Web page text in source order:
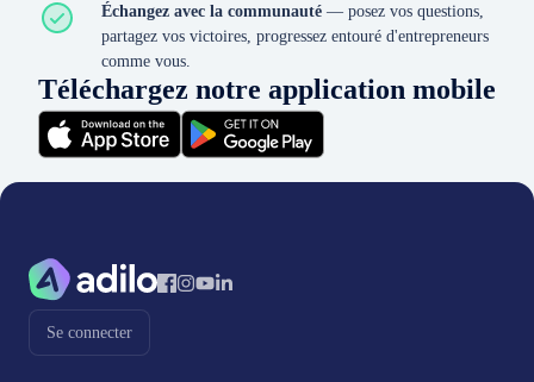
Échangez avec la communauté — posez vos questions,
partagez vos victoires, progressez entouré d'entrepreneurs
comme vous.
Téléchargez notre application mobile
Se connecter